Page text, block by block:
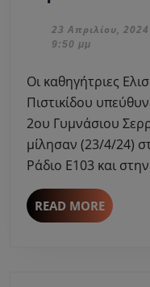
&
23 Απριλίου, 2024
9:50 μμ
Οι καθηγήτριες Ελισάβετ Κυριακίδου και Ελένη
Πιστικίδου
2ου Γυμνάσιου
μίλησαν (23/4/24)
Ράδιο Ε103 και
READ MOREREAD
MORE